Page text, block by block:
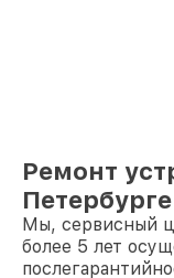
Ремонт
Петербурге
Мы, сервисный
более 5 лет